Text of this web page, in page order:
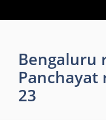
Bengaluru
Panchayat
23